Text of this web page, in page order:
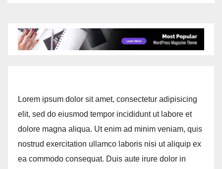
Lorem ipsum dolor sit amet, consectetur adipisicing
elit, sed do eiusmod tempor incididunt ut labore et
dolore magna aliqua. Ut enim ad minim veniam, quis
nostrud exercitation ullamco laboris nisi ut aliquip ex
ea commodo consequat. Duis aute irure dolor in